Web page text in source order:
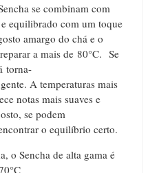
se combinam com
equilibrado com um toque
amargo do chá e o
a mais de 80°C. Se
torna-
A temperaturas mais
notas mais suaves e
se podem
o equilíbrio certo.
o Sencha de alta gama é